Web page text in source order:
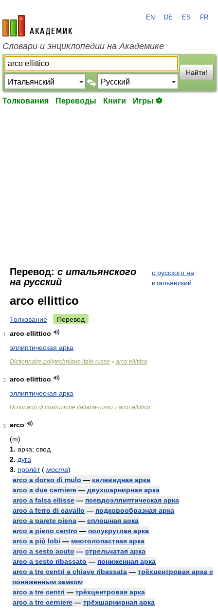
academic.ru
EN DE ES FR
Словари и энциклопедии на Академике
Найти!
Толкования Переводы Книги Игры ⚽
Перевод: с итальянского
на русский
с русского на
итальянский
arco ellittico
Толкование Перевод
1
arco ellittico
эллиптическая арка
Dictionnaire polytechnique italo-russe > arco ellittico
2
arco ellittico
эллиптическая арка
Dizionario di costruzione italiana-russo > arco ellittico
3
arco
(m)
1. арка; свод
2. дуга
3. пролёт ( моста)
arco a dorso di mulo — килевидная арка
arco a due cerniere — двухшарнирная арка
arco a falsa ellisse — псевдоэллиптическая арка
arco a ferro di cavallo — подковообразная арка
arco a parete piena — сплошная арка
arco a pieno centro — полукруглая арка
arco a più lobi — многолопастная арка
arco a sesto acuto — стрельчатая арка
arco a sesto ribassato — пониженная арка
arco a tre centri a chiave ribassata — трёхцентровая арка с
пониженным замком
arco a tre centri — трёхцентровая арка
arco a tre cerniere — трёхшарнирная арка